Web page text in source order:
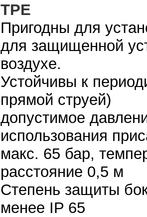
TPE
Пригодны для
для защищенной
воздухе.
Устойчивы к
прямой струей)
допустимое
использования
макс. 65 бар,
расстояние 0,5 м
Степень защиты
менее IP 65